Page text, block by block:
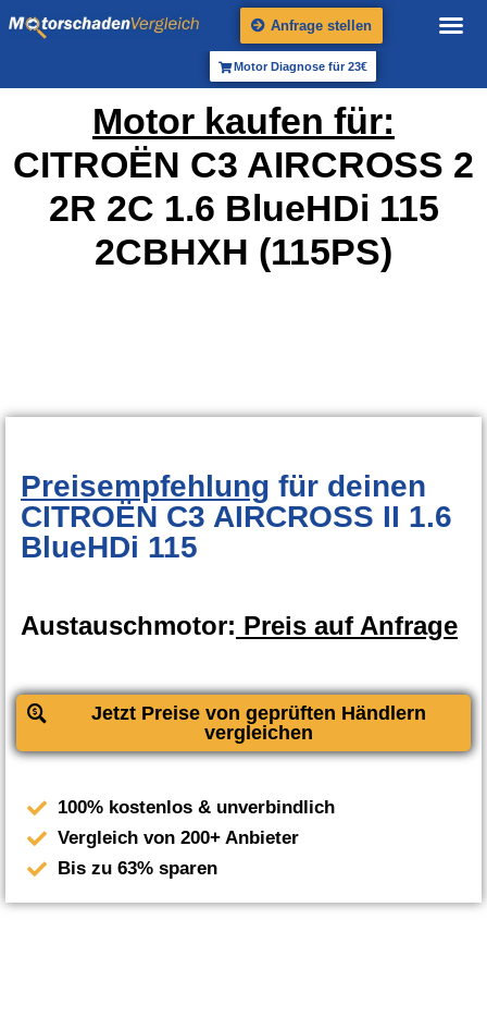
Anfrage stellen
Motor Diagnose für 23€
Motor kaufen für:
CITROËN C3 AIRCROSS 2
2R 2C 1.6 BlueHDi 115
2CBHXH (115PS)
Preisempfehlung für deinen
CITROËN C3 AIRCROSS II 1.6
BlueHDi 115
Austauschmotor: Preis auf Anfrage
Jetzt Preise von geprüften Händlern
vergleichen
100% kostenlos & unverbindlich
Vergleich von 200+ Anbieter
Bis zu 63% sparen